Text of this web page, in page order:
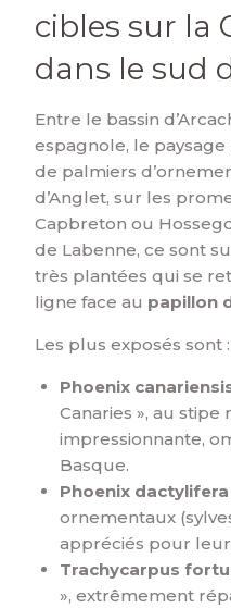
cibles sur la
dans le sud
Entre le bassin
espagnole, le
de palmiers
d’Anglet, sur les
Capbreton ou
de Labenne, ce sont
très plantées qui se
ligne face au papillon
Les plus exposés sont :
Phoenix
Canaries », au
impressionnante,
Basque.
Phoenix dactylifera
ornementaux
appréciés pour
Trachycarpus
», extrêmement